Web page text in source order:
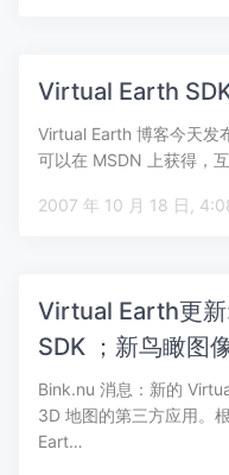
Virtual Earth
Virtual Earth 博客今天发
可以在 MSDN 上获得，
2007 年
Virtual Earth更
SDK ；新鸟瞰图
Bink.nu 消息：新的
3D 地图的第三方应用。
Eart…